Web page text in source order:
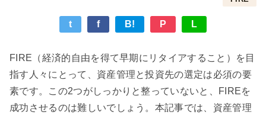
t f B! P L
FIRE（経済的自由を得て早期にリタイアすること）を目
指す人々にとって、資産管理と投資先の選定は必須の要
素です。この2つがしっかりと整っていないと、FIREを
成功させるのは難しいでしょう。本記事では、資産管理